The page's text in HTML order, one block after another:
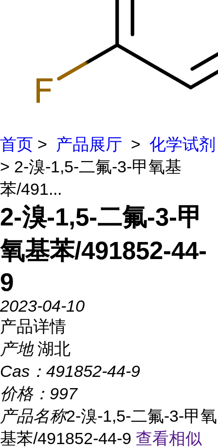
首页 > 产品展厅 > 化学试剂
> 2-溴-1,5-二氟-3-甲氧基
苯/491...
2-溴-1,5-二氟-3-甲
氧基苯/491852-44-
9
2023-04-10
产品详情
产地 湖北
Cas： 491852-44-9
价格： 997
产品名称2-溴-1,5-二氟-3-甲氧
基苯/491852-44-9 查看相似